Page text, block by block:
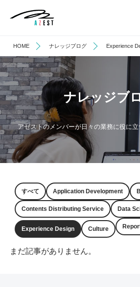
HOME ナレッジブログ Experience
ナレッジブ
アゼストのメンバーが日々の業務に役に
すべて Application Development
Contents Distributing Service Data
Experience Design Culture
まだ記事がありません。